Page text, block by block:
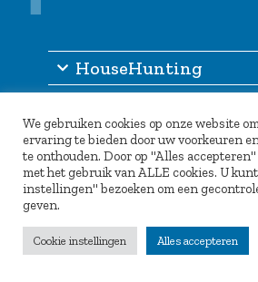
HouseHunting
Inlogportaal
Partners
We gebruiken cookies op onze website
ervaring te bieden door uw voorkeuren
te onthouden. Door op "Alles
met het gebruik van ALLE cookies. U
instellingen" bezoeken om een
geven.
Cookie instellingen Alles accepteren